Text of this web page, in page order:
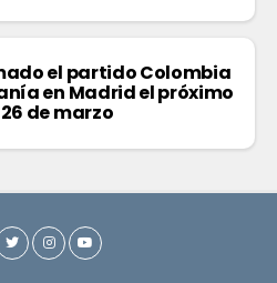
el partido Colombia
en Madrid el próximo
de marzo